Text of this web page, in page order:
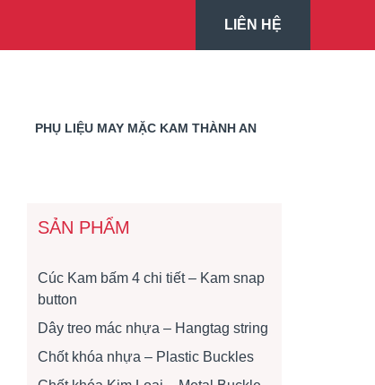
LIÊN HỆ
PHỤ LIỆU MAY MẶC KAM THÀNH AN
SẢN PHẨM
Cúc Kam bấm 4 chi tiết – Kam snap
button
Dây treo mác nhựa – Hangtag string
Chốt khóa nhựa – Plastic Buckles